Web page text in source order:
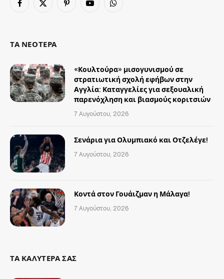
Facebook
X
PinterestYouTubeWhatsApp
ΤΑ ΝΕΟΤΕΡΑ
«Κουλτούρα» μισογυνισμού σε
στρατιωτική σχολή εφήβων στην
Αγγλία: Καταγγελίες για σεξουαλική
παρενόχληση και βιασμούς κοριτσιών
7 Αυγούστου, 2026
Σενάρια για Ολυμπιακό και Οτζελέγε!
7 Αυγούστου, 2026
Κοντά στον Γουάιζμαν η Μάλαγα!
7 Αυγούστου, 2026
ΤΑ ΚΑΛΥΤΕΡΑ ΣΑΣ